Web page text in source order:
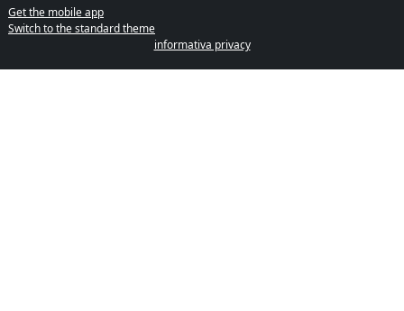
Get the mobile app
Switch to the standard theme
informativa privacy